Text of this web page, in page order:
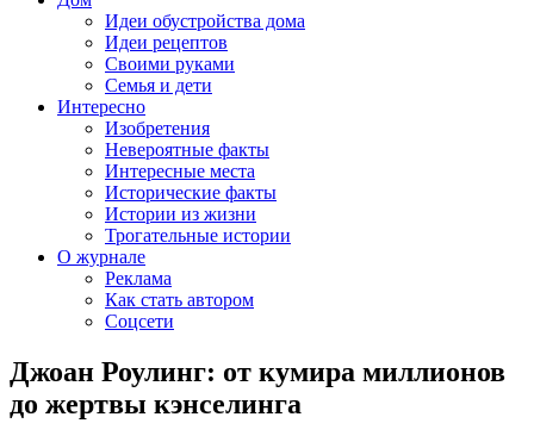
Идеи обустройства дома
Идеи рецептов
Своими руками
Семья и дети
Интересно
Изобретения
Невероятные факты
Интересные места
Исторические факты
Истории из жизни
Трогательные истории
О журнале
Реклама
Как стать автором
Соцсети
Джоан Роулинг: от кумира миллионов
до жертвы кэнселинга